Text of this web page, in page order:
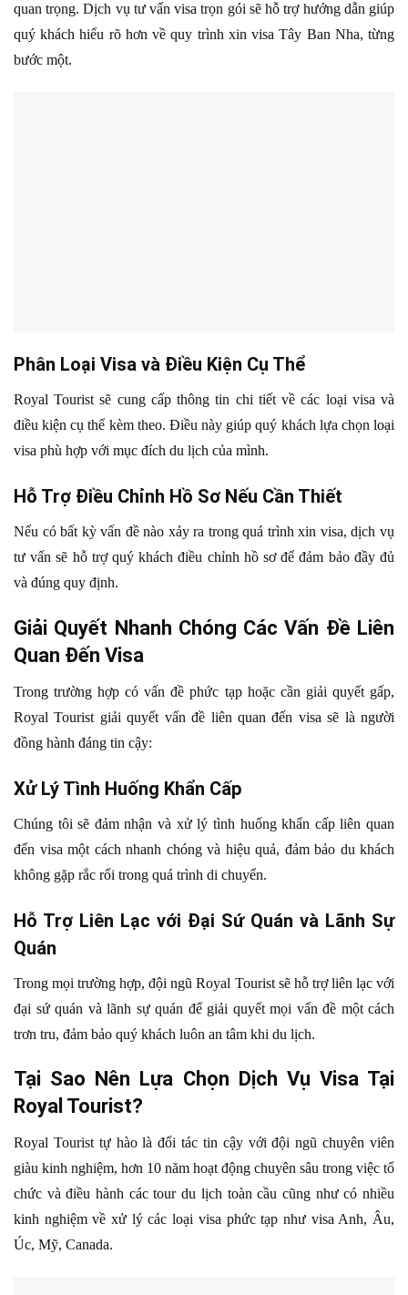
quan trọng. Dịch vụ tư vấn visa trọn gói sẽ hỗ trợ hướng dẫn giúp
quý khách hiểu rõ hơn về quy trình xin visa Tây Ban Nha, từng
bước một.
Phân Loại Visa và Điều Kiện Cụ Thể
Royal Tourist sẽ cung cấp thông tin chi tiết về các loại visa và
điều kiện cụ thể kèm theo. Điều này giúp quý khách lựa chọn loại
visa phù hợp với mục đích du lịch của mình.
Hỗ Trợ Điều Chỉnh Hồ Sơ Nếu Cần Thiết
Nếu có bất kỳ vấn đề nào xảy ra trong quá trình xin visa, dịch vụ
tư vấn sẽ hỗ trợ quý khách điều chỉnh hồ sơ để đảm bảo đầy đủ
và đúng quy định.
Giải Quyết Nhanh Chóng Các Vấn Đề Liên
Quan Đến Visa
Trong trường hợp có vấn đề phức tạp hoặc cần giải quyết gấp,
Royal Tourist giải quyết vấn đề liên quan đến visa sẽ là người
đồng hành đáng tin cậy:
Xử Lý Tình Huống Khẩn Cấp
Chúng tôi sẽ đảm nhận và xử lý tình huống khẩn cấp liên quan
đến visa một cách nhanh chóng và hiệu quả, đảm bảo du khách
không gặp rắc rối trong quá trình di chuyển.
Hỗ Trợ Liên Lạc với Đại Sứ Quán và Lãnh Sự
Quán
Trong mọi trường hợp, đội ngũ Royal Tourist sẽ hỗ trợ liên lạc với
đại sứ quán và lãnh sự quán để giải quyết mọi vấn đề một cách
trơn tru, đảm bảo quý khách luôn an tâm khi du lịch.
Tại Sao Nên Lựa Chọn Dịch Vụ Visa Tại
Royal Tourist?
Royal Tourist tự hào là đối tác tin cậy với đội ngũ chuyên viên
giàu kinh nghiệm, hơn 10 năm hoạt động chuyên sâu trong việc tổ
chức và điều hành các tour du lịch toàn cầu cũng như có nhiều
kinh nghiệm về xử lý các loại visa phức tạp như visa Anh, Âu,
Úc, Mỹ, Canada.